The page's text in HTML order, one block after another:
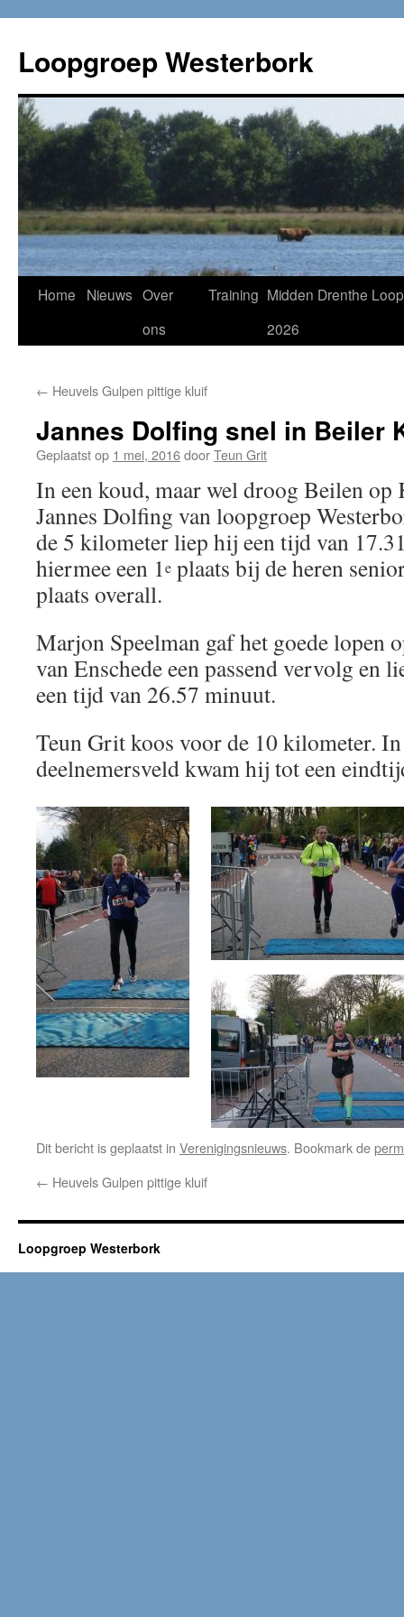
Loopgroep Westerbork
Home Nieuws Over
ons
Training Midden Drenthe Loop
2026
← Heuvels Gulpen pittige kluif
Jannes Dolfing snel in Beiler
Geplaatst op 1 mei, 2016doorTeun Grit
In een koud, maar wel droog Beilen op
Jannes Dolfing van loopgroep
de 5 kilometer liep hij een tijd van
hiermee een 1e plaats bij de heren
plaats overall.
Marjon Speelman gaf het goede lopen
van Enschede een passend vervolg en
een tijd van 26.57 minuut.
Teun Grit koos voor de 10 kilometer.
deelnemersveld kwam hij tot een
Dit bericht is geplaatst in Verenigingsnieuws. Bookmark de
← Heuvels Gulpen pittige kluif
Loopgroep Westerbork